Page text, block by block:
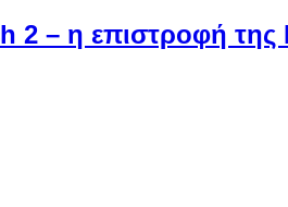
2 – η επιστροφή